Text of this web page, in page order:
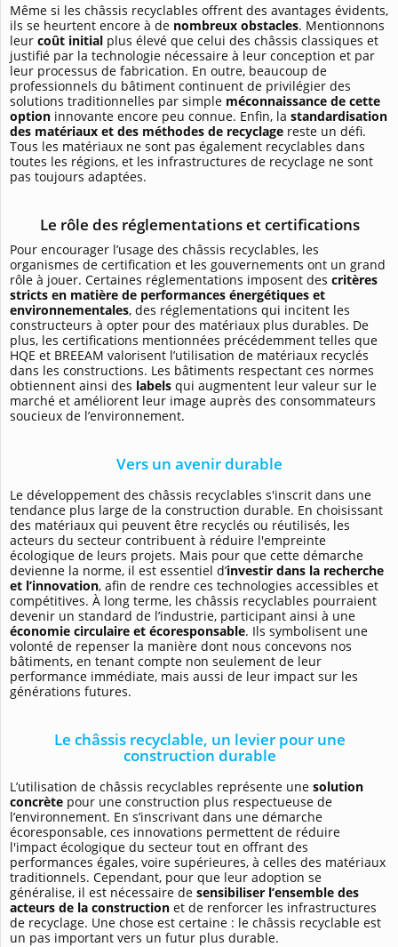
Même si les châssis recyclables offrent des avantages évidents,
ils se heurtent encore à de nombreux obstacles. Mentionnons
leur coût initial plus élevé que celui des châssis classiques et
justifié par la technologie nécessaire à leur conception et par
leur processus de fabrication. En outre, beaucoup de
professionnels du bâtiment continuent de privilégier des
solutions traditionnelles par simple méconnaissance de cette
option innovante encore peu connue. Enfin, la standardisation
des matériaux et des méthodes de recyclage reste un défi.
Tous les matériaux ne sont pas également recyclables dans
toutes les régions, et les infrastructures de recyclage ne sont
pas toujours adaptées.
Le rôle des réglementations et certifications
Pour encourager l’usage des châssis recyclables, les
organismes de certification et les gouvernements ont un grand
rôle à jouer. Certaines réglementations imposent des critères
stricts en matière de performances énergétiques et
environnementales, des réglementations qui incitent les
constructeurs à opter pour des matériaux plus durables. De
plus, les certifications mentionnées précédemment telles que
HQE et BREEAM valorisent l’utilisation de matériaux recyclés
dans les constructions. Les bâtiments respectant ces normes
obtiennent ainsi des labels qui augmentent leur valeur sur le
marché et améliorent leur image auprès des consommateurs
soucieux de l’environnement.
Vers un avenir durable
Le développement des châssis recyclables s'inscrit dans une
tendance plus large de la construction durable. En choisissant
des matériaux qui peuvent être recyclés ou réutilisés, les
acteurs du secteur contribuent à réduire l'empreinte
écologique de leurs projets. Mais pour que cette démarche
devienne la norme, il est essentiel d’investir dans la recherche
et l’innovation, afin de rendre ces technologies accessibles et
compétitives. À long terme, les châssis recyclables pourraient
devenir un standard de l’industrie, participant ainsi à une
économie circulaire et écoresponsable. Ils symbolisent une
volonté de repenser la manière dont nous concevons nos
bâtiments, en tenant compte non seulement de leur
performance immédiate, mais aussi de leur impact sur les
générations futures.
Le châssis recyclable, un levier pour une
construction durable
L’utilisation de châssis recyclables représente une solution
concrète pour une construction plus respectueuse de
l’environnement. En s’inscrivant dans une démarche
écoresponsable, ces innovations permettent de réduire
l'impact écologique du secteur tout en offrant des
performances égales, voire supérieures, à celles des matériaux
traditionnels. Cependant, pour que leur adoption se
généralise, il est nécessaire de sensibiliser l’ensemble des
acteurs de la construction et de renforcer les infrastructures
de recyclage. Une chose est certaine : le châssis recyclable est
un pas important vers un futur plus durable.